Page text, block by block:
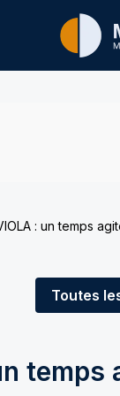
expertisés
: un temps
Toutes
temps